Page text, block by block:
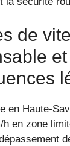
de
en Haute-
h en zone